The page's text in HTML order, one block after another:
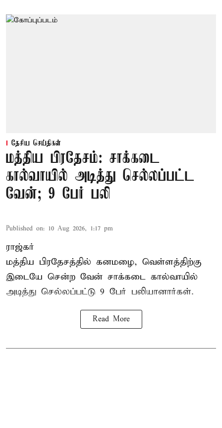
தேசிய செய்திகள்
மத்திய பிரதேசம்: சாக்கடை
கால்வாயில் அடித்து செல்லப்பட்ட
வேன்; 9 பேர் பலி
Published on: 10 Aug 2026, 1:17 pm
ராஜ்கர்
மத்திய பிரதேசத்தில் கனமழை, வெள்ளத்திற்கு
இடையே சென்ற வேன் சாக்கடை கால்வாயில்
அடித்து செல்லப்பட்டு 9 பேர் பலியானார்கள்.
Read More